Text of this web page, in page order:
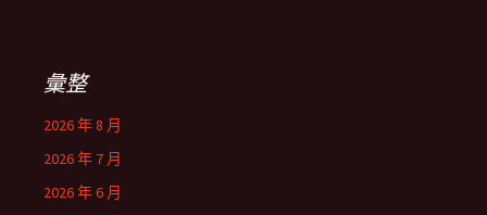
彙整
2026 年 8 月
2026 年 7 月
2026 年 6 月